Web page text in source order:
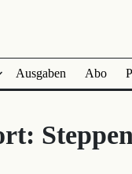
Ausgaben Abo